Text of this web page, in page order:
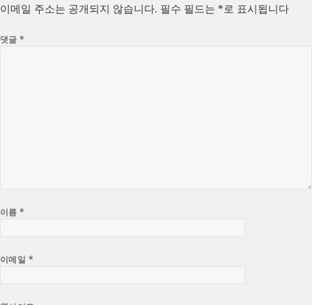
이메일 주소는 공개되지 않습니다. 필수 필드는 *로 표시됩니다
댓글*
이름*
이메일 *